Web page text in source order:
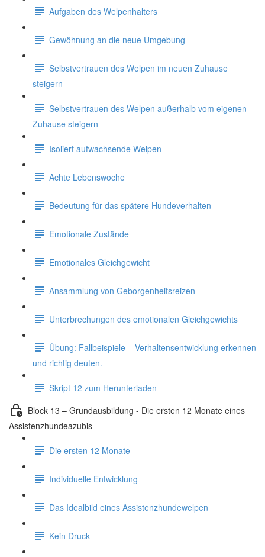
Aufgaben des Welpenhalters
Gewöhnung an die neue Umgebung
Selbstvertrauen des Welpen im neuen Zuhause
steigern
Selbstvertrauen des Welpen außerhalb vom eigenen
Zuhause steigern
Isoliert aufwachsende Welpen
Achte Lebenswoche
Bedeutung für das spätere Hundeverhalten
Emotionale Zustände
Emotionales Gleichgewicht
Ansammlung von Geborgenheitsreizen
Unterbrechungen des emotionalen Gleichgewichts
Übung: Fallbeispiele – Verhaltensentwicklung erkennen
und richtig deuten.
Skript 12 zum Herunterladen
Block 13 – Grundausbildung - Die ersten 12 Monate eines
Assistenzhundeazubis
Die ersten 12 Monate
Individuelle Entwicklung
Das Idealbild eines Assistenzhundewelpen
Kein Druck